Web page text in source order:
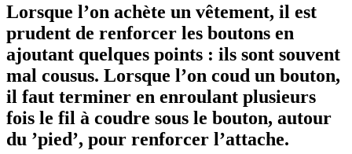
Lorsque l’on achète un vêtement, il est
prudent de renforcer les boutons en
ajoutant quelques points : ils sont souvent
mal cousus. Lorsque l’on coud un bouton,
il faut terminer en enroulant plusieurs
fois le fil à coudre sous le bouton, autour
du ’pied’, pour renforcer l’attache.